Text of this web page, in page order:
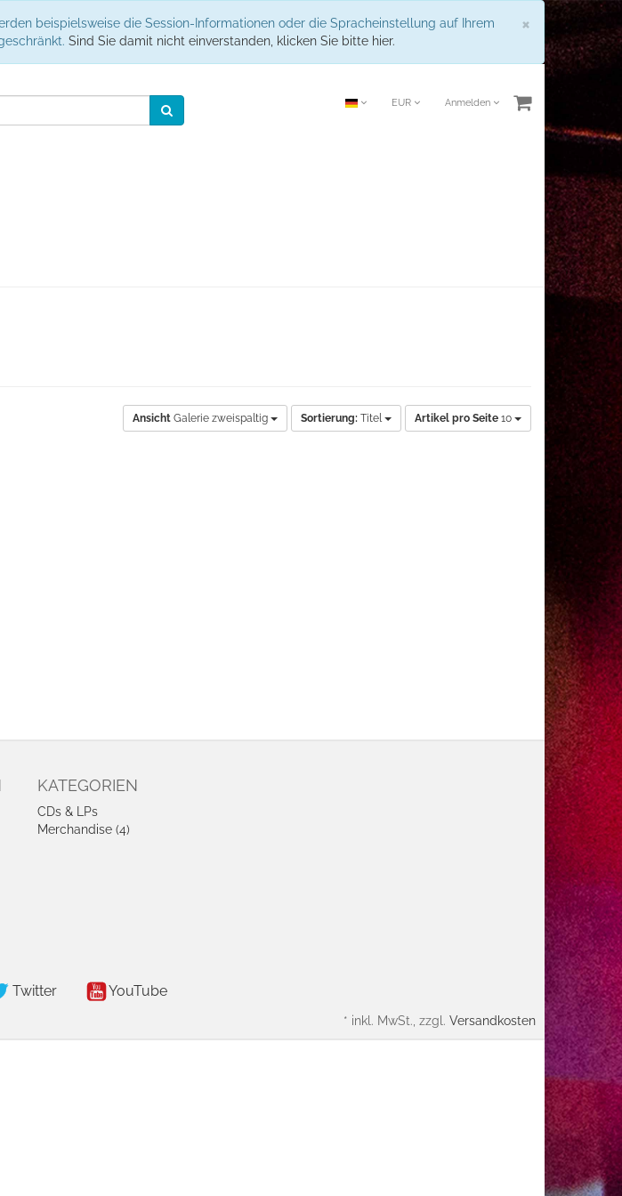
× Schließen
beispielsweise die Session-Informationen oder die Spracheinstellung auf Ihrem
Sind Sie damit nicht einverstanden, klicken Sie bitte hier.
EUR Anmelden
Ansicht Galerie zweispaltig Sortierung: Titel Artikel pro Seite 10
KATEGORIEN
CDs & LPs
Merchandise (4)
Twitter YouTube
* inkl. MwSt., zzgl. Versandkosten